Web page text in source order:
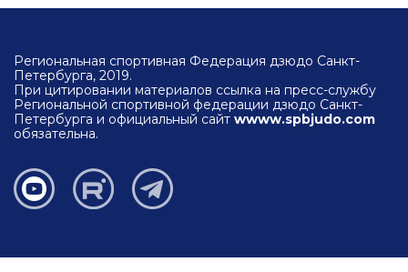
Региональная спортивная Федерация дзюдо Санкт-
Петербурга, 2019.
При цитировании материалов ссылка на пресс-службу
Региональной спортивной федерации дзюдо Санкт-
Петербурга и официальный сайт wwww.spbjudo.com
обязательна.